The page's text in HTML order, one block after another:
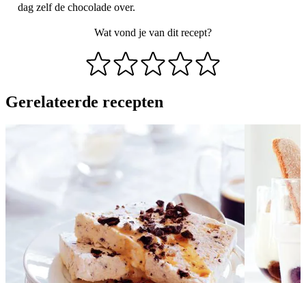
dag zelf de chocolade over.
Wat vond je van dit recept?
Gerelateerde recepten